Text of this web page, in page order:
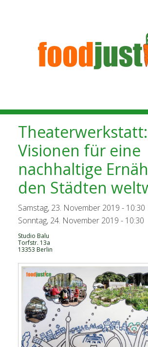
Theaterwerkstatt:
Visionen für eine
nachhaltige
den Städten
Samstag, 23. November 2019 - 10:30
Sonntag, 24. November 2019 - 10:30
Studio Balu
Torfstr. 13a
13353 Berlin